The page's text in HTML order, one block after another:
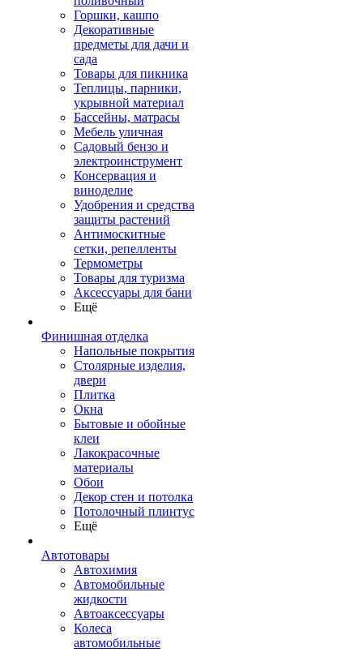
Горшки, кашпо
Декоративные
предметы для дачи и
сада
Товары для пикника
Теплицы, парники,
укрывной материал
Бассейны, матрасы
Мебель уличная
Садовый бензо и
электроинструмент
Консервация и
виноделие
Удобрения и средства
защиты растений
Антимоскитные
сетки, репелленты
Термометры
Товары для туризма
Аксессуары для бани
Ещё
Финишная отделка
Напольные покрытия
Столярные изделия,
двери
Плитка
Окна
Бытовые и обойные
клеи
Лакокрасочные
материалы
Обои
Декор стен и потолка
Потолочный плинтус
Ещё
Автотовары
Автохимия
Автомобильные
жидкости
Автоаксессуары
Колеса
автомобильные